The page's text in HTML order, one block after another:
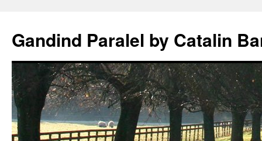
Gandind Paralel by Catalin